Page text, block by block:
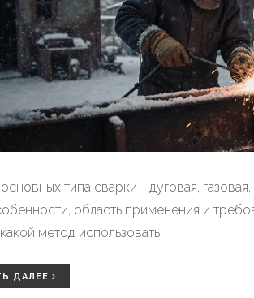
типа сварки - дуговая,
область применения и
метод использовать.
ДАЛЕЕ